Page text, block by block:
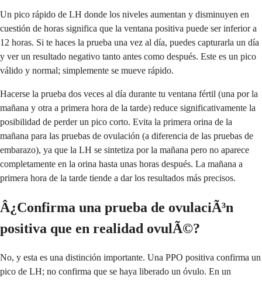
Un pico rápido de LH donde los niveles aumentan y disminuyen en
cuestión de horas significa que la ventana positiva puede ser inferior a
12 horas. Si te haces la prueba una vez al día, puedes capturarla un día
y ver un resultado negativo tanto antes como después. Este es un pico
válido y normal; simplemente se mueve rápido.
Hacerse la prueba dos veces al día durante tu ventana fértil (una por la
mañana y otra a primera hora de la tarde) reduce significativamente la
posibilidad de perder un pico corto. Evita la primera orina de la
mañana para las pruebas de ovulación (a diferencia de las pruebas de
embarazo), ya que la LH se sintetiza por la mañana pero no aparece
completamente en la orina hasta unas horas después. La mañana a
primera hora de la tarde tiende a dar los resultados más precisos.
Â¿Confirma una prueba de ovulaciÃ³n
positiva que en realidad ovulÃ©?
No, y esta es una distinción importante. Una PPO positiva confirma un
pico de LH; no confirma que se haya liberado un óvulo. En un